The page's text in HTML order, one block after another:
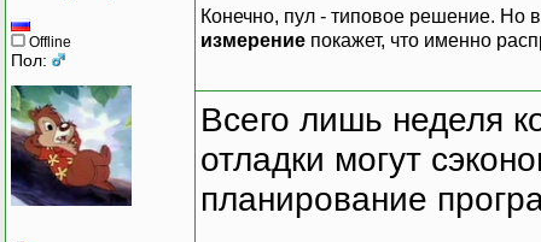
Offline
Пол:
Конечно, пул - типовое решение. Но
измерение покажет, что именно
Всего лишь неделя
отладки могут
планирование